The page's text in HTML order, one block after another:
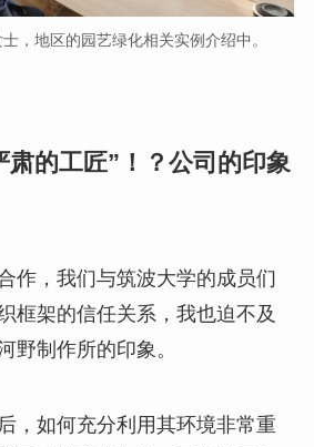
，地区的园艺绿化相关实例介绍中。
肃的工匠”！？公司的印象
作，我们与筑波大学的成员们
框架的信任关系，我也迫不及
野制作所的印象。
，如何充分利用其环境非常重